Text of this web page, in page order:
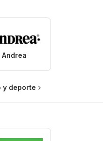
Andrea
y deporte